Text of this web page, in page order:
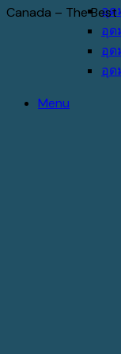
อุด
อุด
อุด
อุด
Menu
Canada – The